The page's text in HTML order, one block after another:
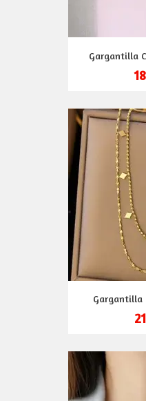
Gargantilla
Gargantilla